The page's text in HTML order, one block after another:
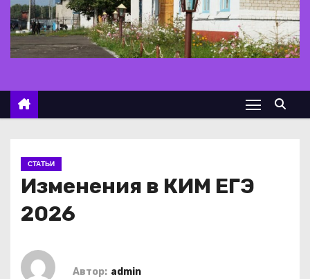
СТАТЬИ
Изменения в КИМ ЕГЭ
2026
Автор: admin